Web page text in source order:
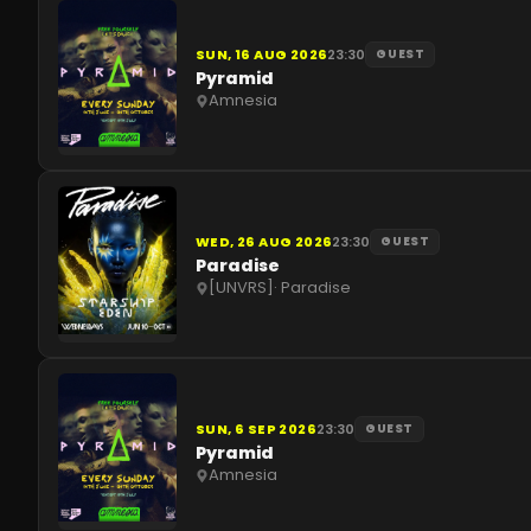
SUN, 16 AUG 202623:30 GUEST
Pyramid
Amnesia
WED, 26 AUG 202623:30 GUEST
Paradise
[UNVRS] · Paradise
SUN, 6 SEP 202623:30 GUEST
Pyramid
Amnesia